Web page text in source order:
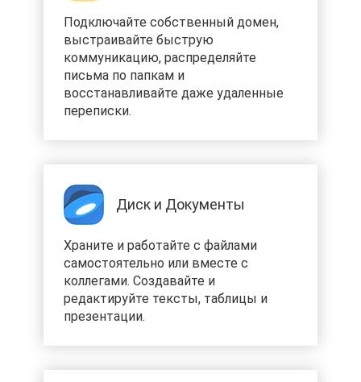
Подключайте собственный домен,
выстраивайте быструю
коммуникацию, распределяйте
письма по папкам и
восстанавливайте даже удаленные
переписки.
Диск и Документы
Храните и работайте с файлами
самостоятельно или вместе с
коллегами. Создавайте и
редактируйте тексты, таблицы и
презентации.